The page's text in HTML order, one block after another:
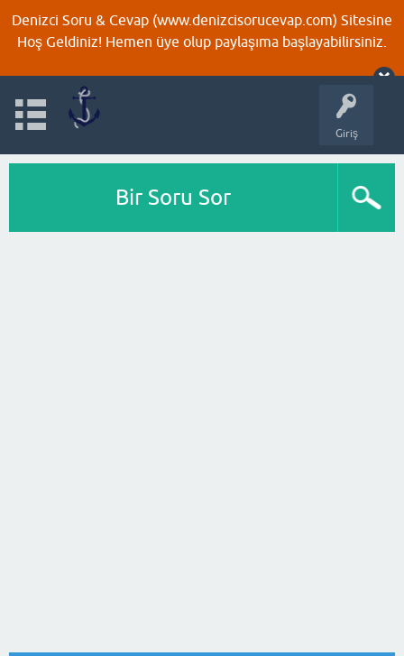
Denizci Soru & Cevap (www.denizcisorucevap.com) Sitesine
Hoş Geldiniz! Hemen üye olup paylaşıma başlayabilirsiniz.
Giriş
Bir Soru Sor